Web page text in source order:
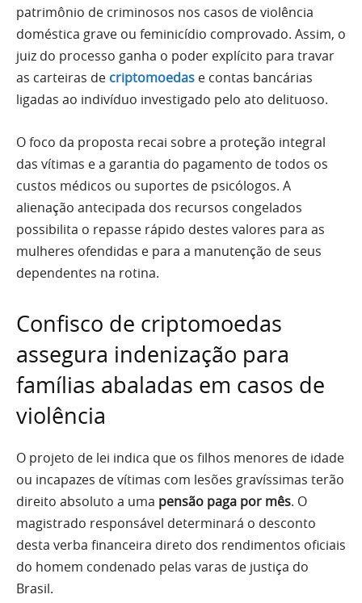
patrimônio de criminosos nos casos de violência
doméstica grave ou feminicídio comprovado. Assim, o
juiz do processo ganha o poder explícito para travar
as carteiras de criptomoedas e contas bancárias
ligadas ao indivíduo investigado pelo ato delituoso.
O foco da proposta recai sobre a proteção integral
das vítimas e a garantia do pagamento de todos os
custos médicos ou suportes de psicólogos. A
alienação antecipada dos recursos congelados
possibilita o repasse rápido destes valores para as
mulheres ofendidas e para a manutenção de seus
dependentes na rotina.
Confisco de criptomoedas
assegura indenização para
famílias abaladas em casos de
violência
O projeto de lei indica que os filhos menores de idade
ou incapazes de vítimas com lesões gravíssimas terão
direito absoluto a uma pensão paga por mês. O
magistrado responsável determinará o desconto
desta verba financeira direto dos rendimentos oficiais
do homem condenado pelas varas de justiça do
Brasil.